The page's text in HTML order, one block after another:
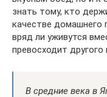
знать тому, кто
качестве домашнего
вряд ли уживутся
превосходит другого
В средние века в